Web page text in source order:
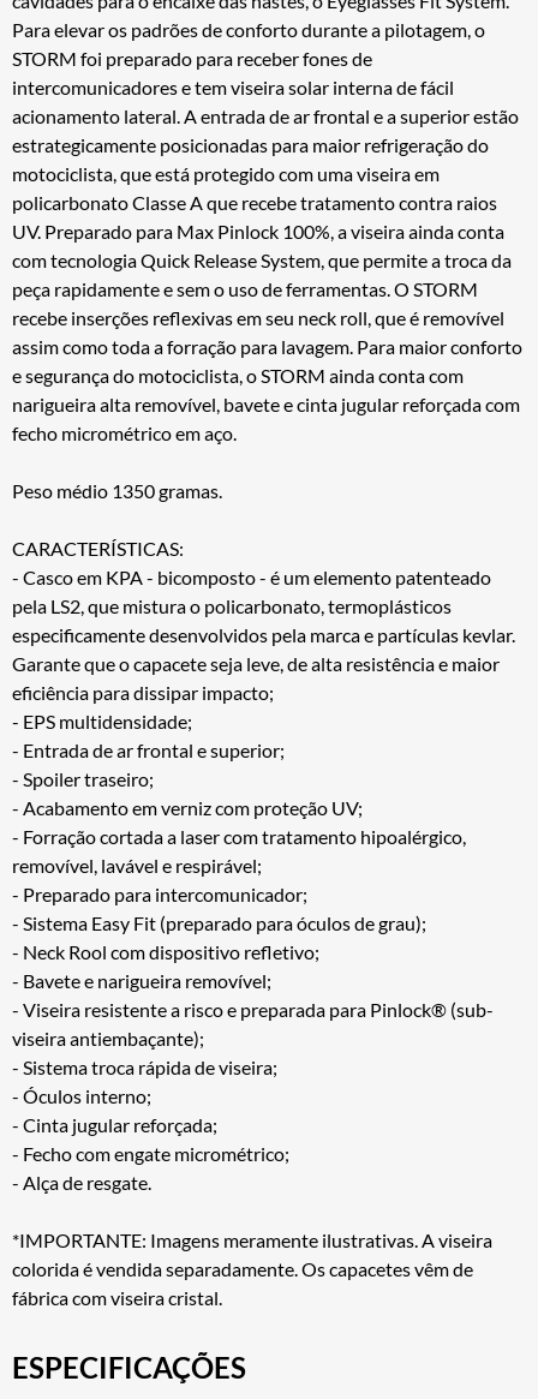
Para elevar os padrões de conforto durante a pilotagem, o
STORM foi preparado para receber fones de
intercomunicadores e tem viseira solar interna de fácil
acionamento lateral. A entrada de ar frontal e a superior estão
estrategicamente posicionadas para maior refrigeração do
motociclista, que está protegido com uma viseira em
policarbonato Classe A que recebe tratamento contra raios
UV. Preparado para Max Pinlock 100%, a viseira ainda conta
com tecnologia Quick Release System, que permite a troca da
peça rapidamente e sem o uso de ferramentas. O STORM
recebe inserções reflexivas em seu neck roll, que é removível
assim como toda a forração para lavagem. Para maior conforto
e segurança do motociclista, o STORM ainda conta com
narigueira alta removível, bavete e cinta jugular reforçada com
fecho micrométrico em aço.
Peso médio 1350 gramas.
CARACTERÍSTICAS:
- Casco em KPA - bicomposto - é um elemento patenteado
pela LS2, que mistura o policarbonato, termoplásticos
especificamente desenvolvidos pela marca e partículas kevlar.
Garante que o capacete seja leve, de alta resistência e maior
eficiência para dissipar impacto;
- EPS multidensidade;
- Entrada de ar frontal e superior;
- Spoiler traseiro;
- Acabamento em verniz com proteção UV;
- Forração cortada a laser com tratamento hipoalérgico,
removível, lavável e respirável;
- Preparado para intercomunicador;
- Sistema Easy Fit (preparado para óculos de grau);
- Neck Rool com dispositivo refletivo;
- Bavete e narigueira removível;
- Viseira resistente a risco e preparada para Pinlock® (sub-
viseira antiembaçante);
- Sistema troca rápida de viseira;
- Óculos interno;
- Cinta jugular reforçada;
- Fecho com engate micrométrico;
- Alça de resgate.
*IMPORTANTE: Imagens meramente ilustrativas. A viseira
colorida é vendida separadamente. Os capacetes vêm de
fábrica com viseira cristal.
ESPECIFICAÇÕES